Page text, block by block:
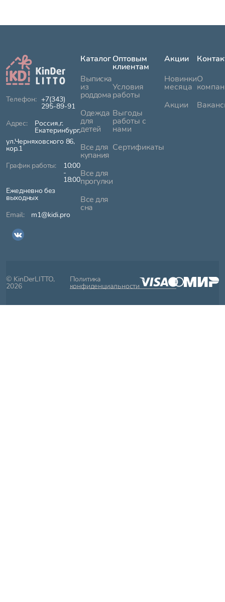
+7(343)
295-89-91
Россия,г.
Екатеринбург,
ул.Черняховского 86,
кор.1
10:00
-
18:00
Ежедневно без
выходных
m1@kidi.pro
Каталог
Выписка
из
роддома
Одежда
для
детей
Все для
купания
Все для
прогулки
Все для
сна
Оптовым
клиентам
Условия
работы
Выгоды
работы с
нами
Сертификаты
Акции
Новинки
месяца
Акции
О
© KinDerLITTO,
2026
Политика
конфиденциальности